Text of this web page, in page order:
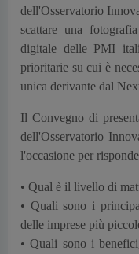
dell'Osservatorio
scattare una
digitale delle PMI
prioritarie su cui è
unica derivante dal
Il Convegno di
dell'Osservatorio
l'occasione per
• Qual è il livello di
• Quali sono i
delle imprese più
• Quali sono i